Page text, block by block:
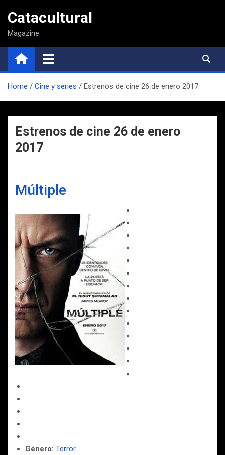
contenido
Catacultural
Magazine
Home Cine y series Estrenos de cine 26 de enero 2017
Estrenos de cine 26 de enero
2017
Múltiple
Género: Terror